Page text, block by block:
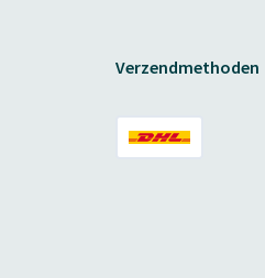
Verzendmethoden